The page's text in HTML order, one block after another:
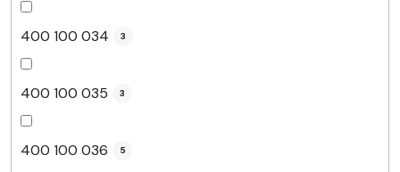
400 100 034 3
400 100 035 3
400 100 036 5